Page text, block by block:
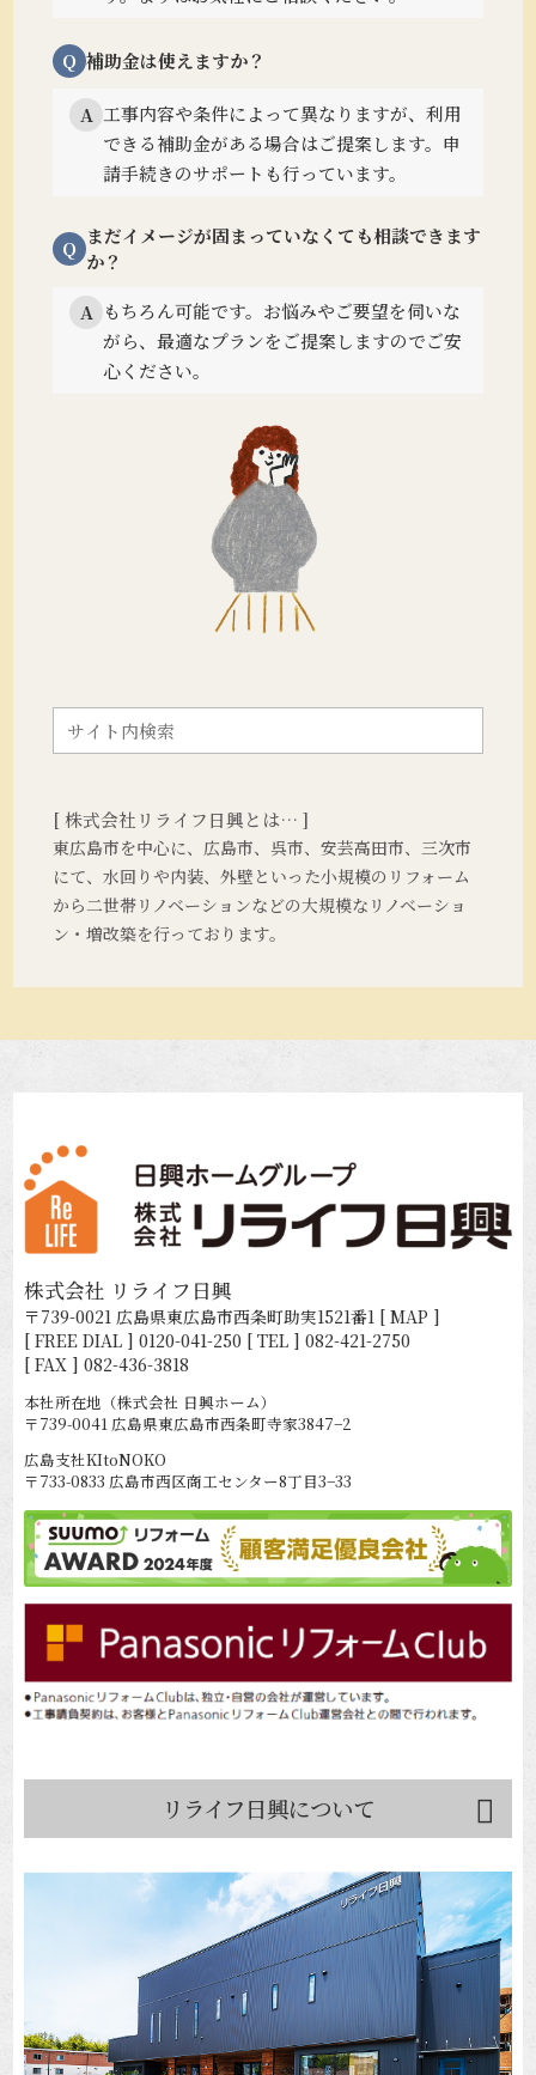
Q 補助金は使えますか？
A 工事内容や条件によって異なりますが、利用
できる補助金がある場合はご提案します。 申
請手続きのサポートも行っています。
Q
まだイメージが固まっていなくても相談できます
か？
A もちろん可能です。 お悩みやご要望を伺いな
がら、最適なプランをご提案しますのでご安
心ください。
[ 株式会社リライフ日興とは… ]
東広島市を中心に、広島市、呉市、安芸高田市、三次市
にて、水回りや内装、外壁といった小規模のリフォーム
から二世帯リノベーションなどの大規模なリノベーショ
ン・増改築を行っております。
株式会社 リライフ日興
〒739-0021 広島県東広島市西条町助実1521番1 [ MAP ]
[ FREE DIAL ]0120-041-250 [ TEL ]082-421-2750
[ FAX ] 082-436-3818
本社所在地（株式会社 日興ホーム）
〒739-0041 広島県東広島市西条町寺家3847−2
広島支社KItoNOKO
〒733-0833 広島市西区商工センター8丁目3−33
リライフ日興について